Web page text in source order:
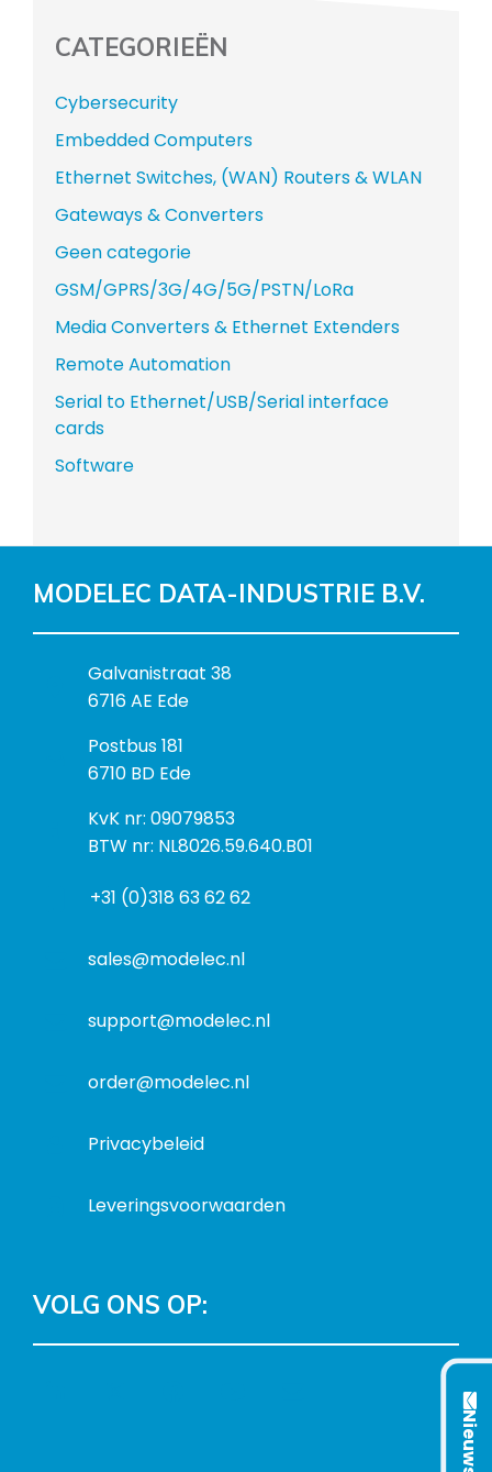
CATEGORIEËN
Cybersecurity
Embedded Computers
Ethernet Switches, (WAN) Routers & WLAN
Gateways & Converters
Geen categorie
GSM/GPRS/3G/4G/5G/PSTN/LoRa
Media Converters & Ethernet Extenders
Remote Automation
Serial to Ethernet/USB/Serial interface
cards
Software
MODELEC DATA-INDUSTRIE B.V.
B
e
o
e
k
a
r
Galvanistraat 38
6716 AE Ede
P
o
t
a
s
Postbus 181
6710 BD Ede
I
n
o
m
KvK nr: 09079853
BTW nr: NL8026.59.640.B01
+31 (0)318 63 62 62
sales@modelec.nl
support@modelec.nl
order@modelec.nl
Privacybeleid
Leveringsvoorwaarden
VOLG ONS OP: